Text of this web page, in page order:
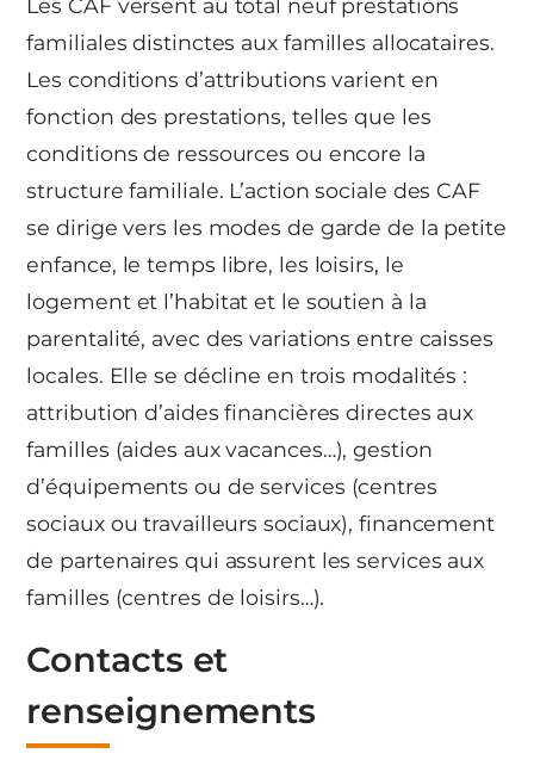
Les CAF versent au total neuf prestations
familiales distinctes aux familles allocataires.
Les conditions d’attributions varient en
fonction des prestations, telles que les
conditions de ressources ou encore la
structure familiale. L’action sociale des CAF
se dirige vers les modes de garde de la petite
enfance, le temps libre, les loisirs, le
logement et l’habitat et le soutien à la
parentalité, avec des variations entre caisses
locales. Elle se décline en trois modalités :
attribution d’aides financières directes aux
familles (aides aux vacances…), gestion
d’équipements ou de services (centres
sociaux ou travailleurs sociaux), financement
de partenaires qui assurent les services aux
familles (centres de loisirs…).
Contacts et
renseignements